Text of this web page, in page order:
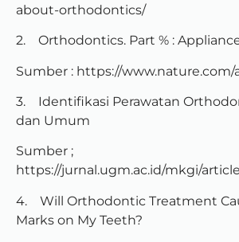
about-orthodontics/
2. Orthodontics. Part % :
Sumber : https://www.nature.com/
3. Identifikasi Perawatan
dan Umum
Sumber ;
https://jurnal.ugm.ac.id/mkgi/
4. Will Orthodontic Treatment
Marks on My Teeth?